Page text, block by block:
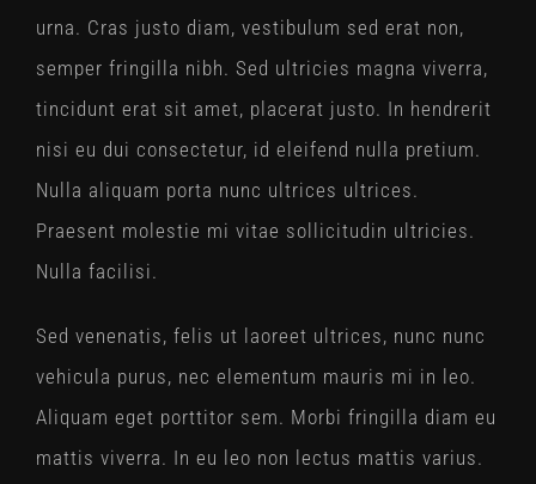
urna. Cras justo diam, vestibulum sed erat non,
semper fringilla nibh. Sed ultricies magna viverra,
tincidunt erat sit amet, placerat justo. In hendrerit
nisi eu dui consectetur, id eleifend nulla pretium.
Nulla aliquam porta nunc ultrices ultrices.
Praesent molestie mi vitae sollicitudin ultricies.
Nulla facilisi.
Sed venenatis, felis ut laoreet ultrices, nunc nunc
vehicula purus, nec elementum mauris mi in leo.
Aliquam eget porttitor sem. Morbi fringilla diam eu
mattis viverra. In eu leo non lectus mattis varius.